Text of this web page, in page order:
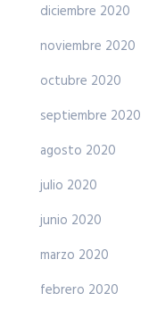
diciembre 2020
noviembre 2020
octubre 2020
septiembre 2020
agosto 2020
julio 2020
junio 2020
marzo 2020
febrero 2020